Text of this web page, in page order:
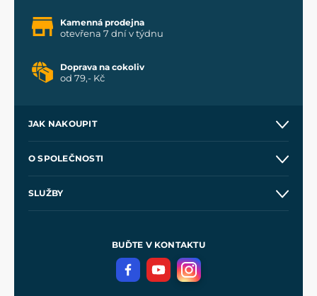
Kamenná prodejna
otevřena 7 dní v týdnu
Doprava na cokoliv
od 79,- Kč
JAK NAKOUPIT
Velkoobchod
O SPOLEČNOSTI
SLUŽBY
Meče pro Kingdom Come
BUĎTE V KONTAKTU